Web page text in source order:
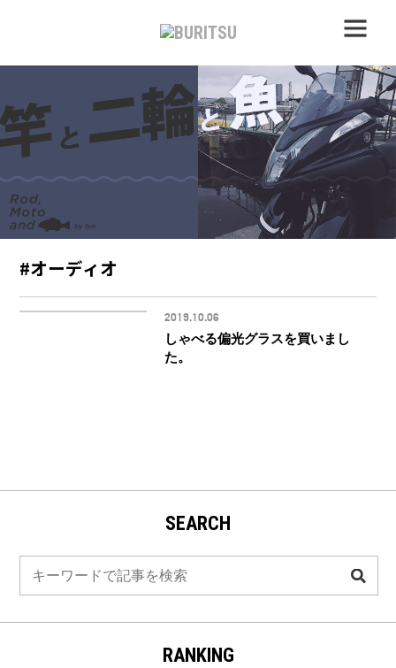
#オーディオ
2019.10.06
しゃべる偏光グラスを買いまし
た。
SEARCH
RANKING